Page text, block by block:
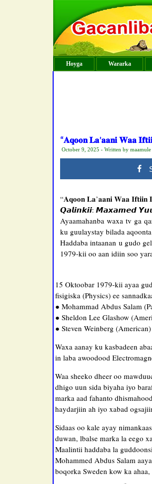
Hoyga Wararka
“𝐀𝐪𝐨𝐨𝐧 𝐋𝐚’𝐚𝐚𝐧𝐢 𝐖𝐚𝐚
October 9, 2025 - Written by maamule
“𝐀𝐪𝐨𝐨𝐧 𝐋𝐚’𝐚𝐚𝐧𝐢 𝐖𝐚𝐚 𝐈𝐟𝐭𝐢𝐢𝐧
𝙌𝙖𝙡𝙞𝙣𝙠𝙞𝙞: 𝙈𝙖𝙭𝙖𝙢𝙚𝙙
Ayaamahanba waxa tv ga
ku guulaystay bilada
Haddaba intaanan u gudo
1979-kii oo aan idiin soo
15 Oktoobar 1979-kii ayaa
fisigiska (Physics) ee
● Mohammad Abdus Salam
● Sheldon Lee Glashow
● Steven Weinberg (American)
Waxa aanay ku kasbadeen
in laba awoodood
Waa sheeko dheer oo
dhigo uun sida biyaha iyo
marka aad fahanto
haydarjiin ah iyo xabad
Sidaas oo kale ayay
duwan, lbalse marka la eego
Maalintii haddaba la
Mohammed Abdus Salam
boqorka Sweden kow ka